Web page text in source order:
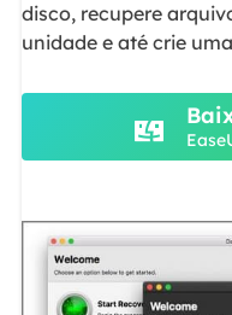
disco, recupere
unidade e até crie